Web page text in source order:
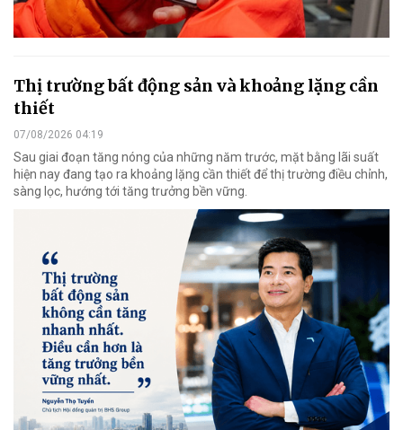
Thị trường bất động sản và khoảng lặng cần
thiết
07/08/2026 04:19
Sau giai đoạn tăng nóng của những năm trước, mặt bằng lãi suất
hiện nay đang tạo ra khoảng lặng cần thiết để thị trường điều chỉnh,
sàng lọc, hướng tới tăng trưởng bền vững.